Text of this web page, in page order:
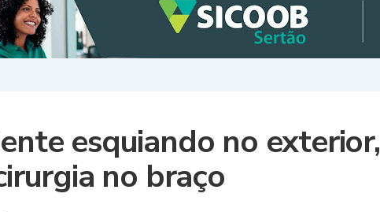
esquiando no exterior,
no braço